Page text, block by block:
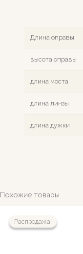
Длина оправы
высота оправы
длина моста
длина линзы
длина дужки
Похожие товары
Распродажа!
Распродажа!